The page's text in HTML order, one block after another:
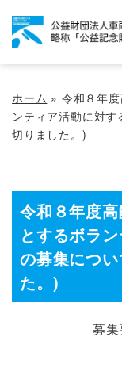
ホーム » 令和８年
ンティア活動に対
切りました。)
令和８年度
とするボラ
の募集につ
た。)
募